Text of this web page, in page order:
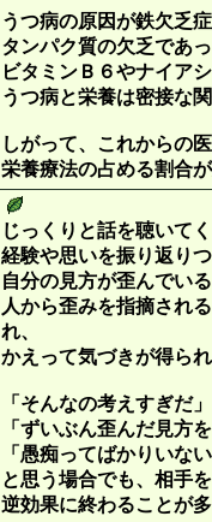
うつ病の原因が鉄欠乏
タンパク質の欠乏であ
ビタミンＢ６やナイア
うつ病と栄養は密接な
しがって、これからの
栄養療法の占める割合
じっくりと話を聴いて
経験や思いを振り返り
自分の見方が歪んでい
人から歪みを指摘され
れ、
かえって気づきが得ら
「そんなの考えすぎだ」
「ずいぶん歪んだ見方
「愚痴ってばかりいな
と思う場合でも、相手
逆効果に終わることが